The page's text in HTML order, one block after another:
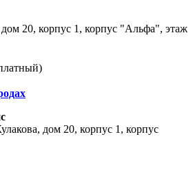
дом 20, корпус 1, корпус "Альфа", этаж
дом 20, корпус 1, корпус